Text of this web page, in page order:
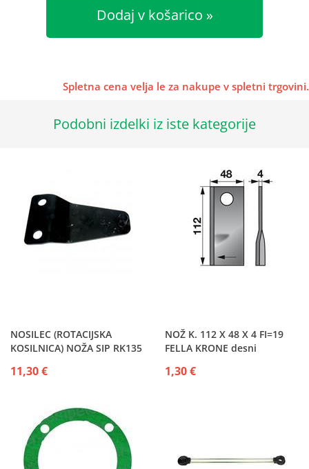
Dodaj v košarico
Spletna cena velja le za nakupe v spletni trgovini.
Podobni izdelki iz iste kategorije
NOSILEC (ROTACIJSKA
KOSILNICA) NOŽA SIP RK135
11,30 €
NOŽ K. 112 X 48 X 4 FI=19
FELLA KRONE desni
1,30 €